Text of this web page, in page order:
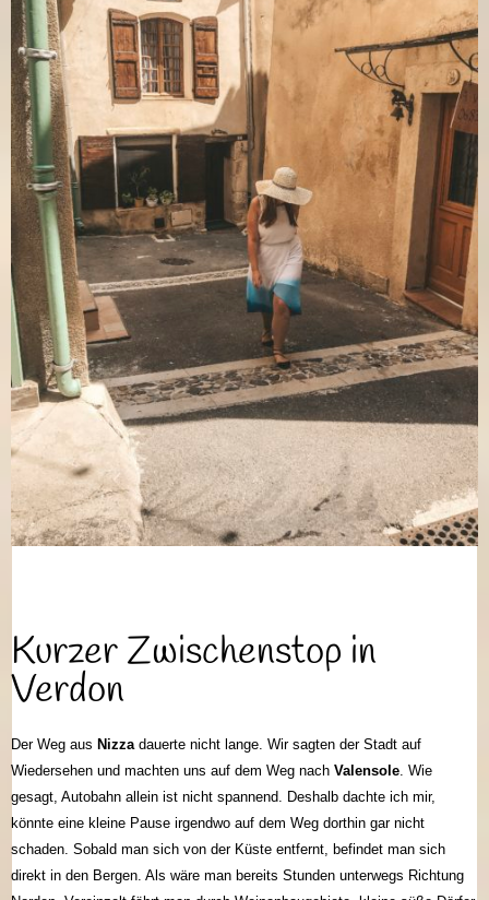
Kurzer Zwischenstop in
Verdon
Der Weg aus Nizzadauerte nicht lange. Wir sagten der Stadt auf
Wiedersehen und machten uns auf dem Weg nach Valensole. Wie
gesagt, Autobahn allein ist nicht spannend. Deshalb dachte ich mir,
könnte eine kleine Pause irgendwo auf dem Weg dorthin gar nicht
schaden. Sobald man sich von der Küste entfernt, befindet man sich
direkt in den Bergen. Als wäre man bereits Stunden unterwegs Richtung